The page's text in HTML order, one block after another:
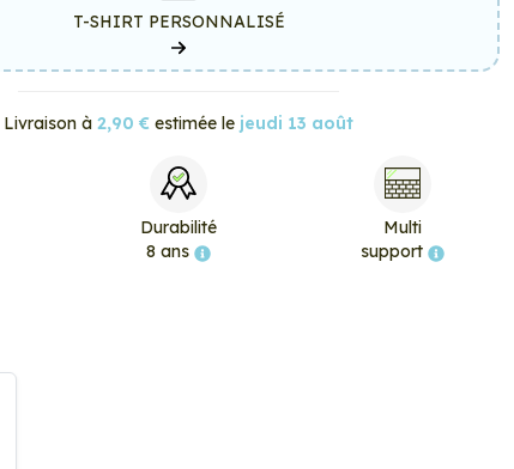
T-SHIRT PERSONNALISÉ
Livraison à 2,90 € estimée le jeudi 13 août
Durabilité
8 ans
Multi
support